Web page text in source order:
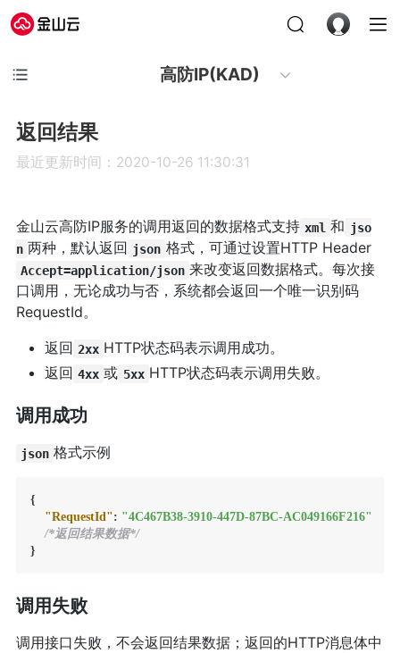
高防IP(KAD)
返回结果
最近更新时间：2020-10-26 11:30:31
金山云高防IP服务的调用返回的数据格式支持 xml 和 jso
n 两种，默认返回 json 格式，可通过设置HTTP Header
Accept=application/json 来改变返回数据格式。每次接
口调用，无论成功与否，系统都会返回一个唯一识别码
RequestId。
返回 2xx HTTP状态码表示调用成功。
返回 4xx 或 5xx HTTP状态码表示调用失败。
调用成功
json 格式示例
{
"RequestId": "4C467B38-3910-447D-87BC-AC049166F216"
/*返回结果数据*/
}
调用失败
调用接口失败，不会返回结果数据；返回的HTTP消息体中